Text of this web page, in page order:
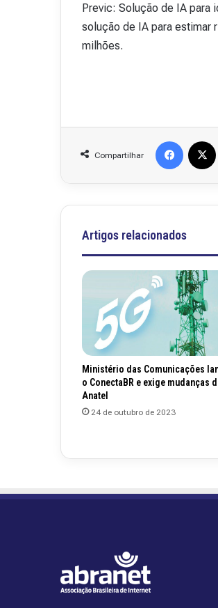
Previc: Solução de IA para
solução de IA para estimar
milhões.
Compartilhar
Artigos relacionados
Ministério das Comunicações
o ConectaBR e exige mudanças
Anatel
24 de outubro de 2023